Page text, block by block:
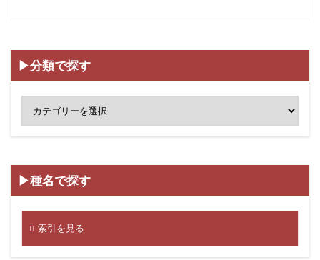
▶分類で探す
▶種名で探す
索引を見る